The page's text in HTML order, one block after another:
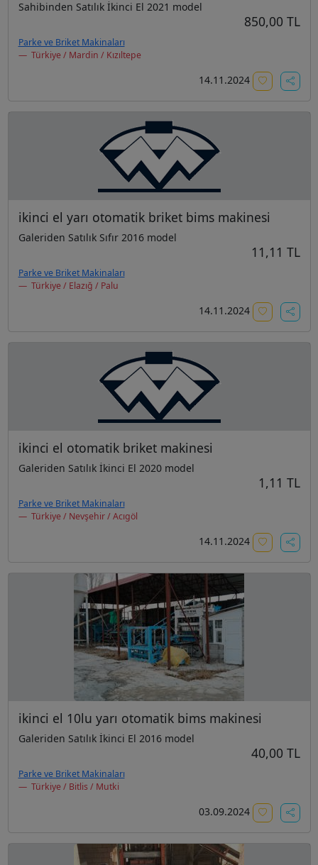
Sahibinden Satılık İkinci El 2021 model
850,00 TL
Parke ve Briket Makinaları
Türkiye / Mardin / Kızıltepe
14.11.2024
ikinci el yarı otomatik briket bims makinesi
Galeriden Satılık Sıfır 2016 model
11,11 TL
Parke ve Briket Makinaları
Türkiye / Elazığ / Palu
14.11.2024
ikinci el otomatik briket makinesi
Galeriden Satılık İkinci El 2020 model
1,11 TL
Parke ve Briket Makinaları
Türkiye / Nevşehir / Acıgöl
14.11.2024
ikinci el 10lu yarı otomatik bims makinesi
Galeriden Satılık İkinci El 2016 model
40,00 TL
Parke ve Briket Makinaları
Türkiye / Bitlis / Mutki
03.09.2024